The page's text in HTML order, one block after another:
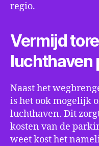
regio.
Vermijd
luchthaven
Naast het
is het ook mogelijk
luchthaven. Dit
kosten van de
weet kost het